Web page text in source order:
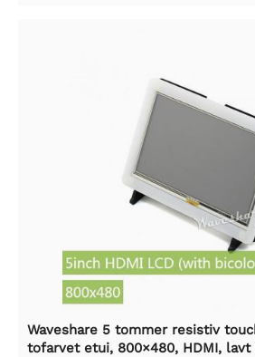
Waveshare 5 tommer resistiv
tofarvet etui, 800×480, HDMI,